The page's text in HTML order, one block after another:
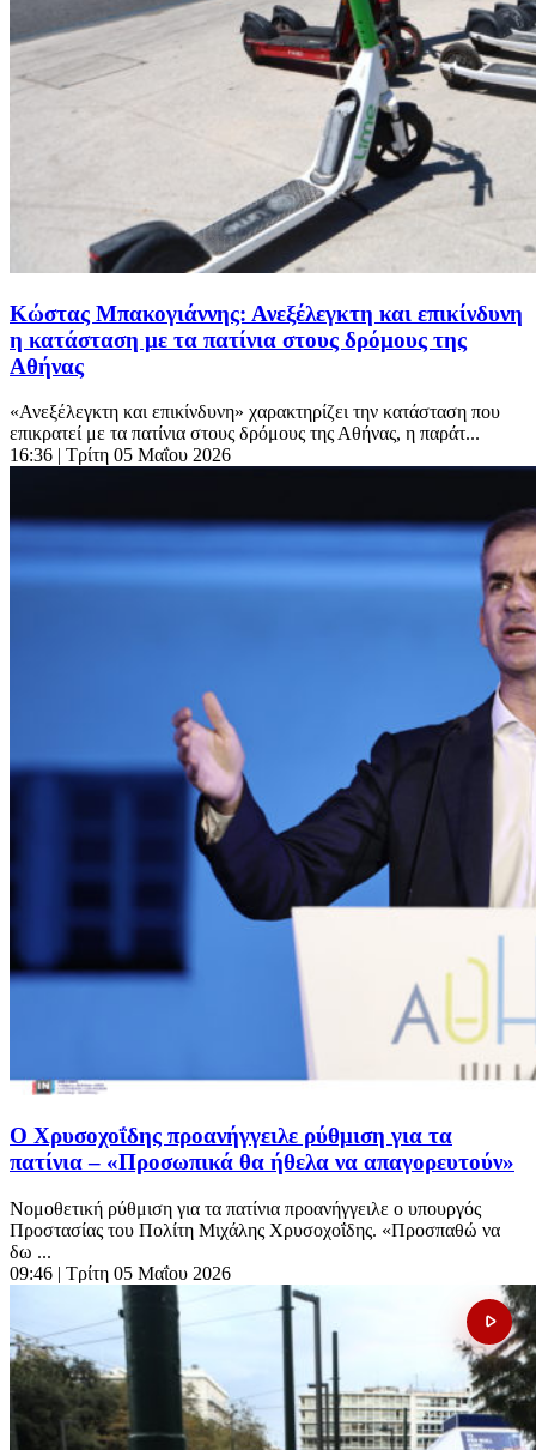
Κώστας Μπακογιάννης: Ανεξέλεγκτη και επικίνδυνη
η κατάσταση με τα πατίνια στους δρόμους της
Αθήνας
«Ανεξέλεγκτη και επικίνδυνη» χαρακτηρίζει την κατάσταση που
επικρατεί με τα πατίνια στους δρόμους της Αθήνας, η παράτ...
16:36 | Τρίτη 05 Μαΐου 2026
Ο Χρυσοχοΐδης προανήγγειλε ρύθμιση για τα
πατίνια – «Προσωπικά θα ήθελα να απαγορευτούν»
Νομοθετική ρύθμιση για τα πατίνια προανήγγειλε ο υπουργός
Προστασίας του Πολίτη Μιχάλης Χρυσοχοΐδης. «Προσπαθώ να
δω ...
09:46 | Τρίτη 05 Μαΐου 2026